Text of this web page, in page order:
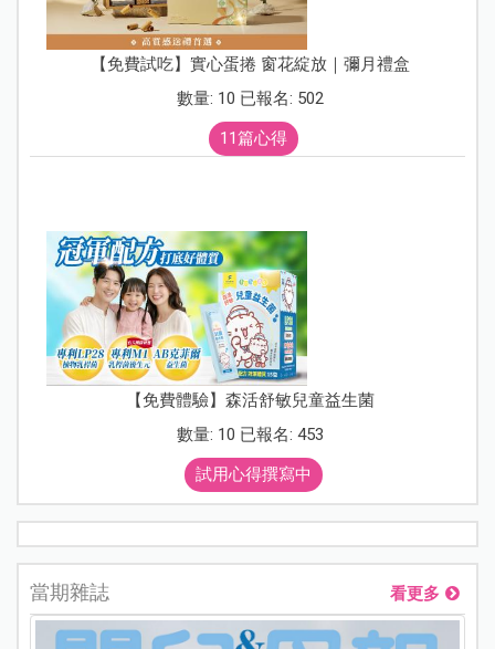
【免費試吃】實心蛋捲 窗花綻放｜彌月禮盒
數量: 10 已報名: 502
11篇心得
【免費體驗】森活舒敏兒童益生菌
數量: 10 已報名: 453
試用心得撰寫中
當期雜誌 看更多